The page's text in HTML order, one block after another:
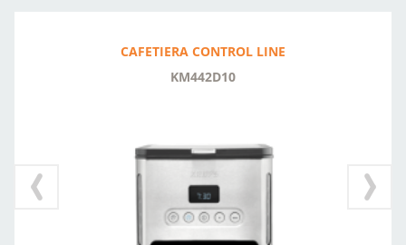
CAFETIERA CONTROL LINE
KM442D10